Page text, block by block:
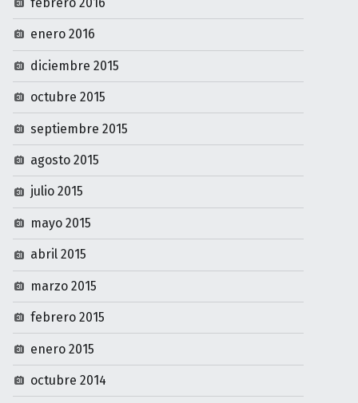
enero 2016
diciembre 2015
octubre 2015
septiembre 2015
agosto 2015
julio 2015
mayo 2015
abril 2015
marzo 2015
febrero 2015
enero 2015
octubre 2014